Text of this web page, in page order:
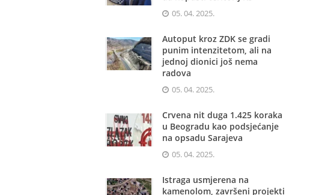
05. 04. 2025.
Autoput kroz ZDK se gradi
punim intenzitetom, ali na
jednoj dionici još nema
radova
05. 04. 2025.
Crvena nit duga 1.425 koraka
u Beogradu kao podsjećanje
na opsadu Sarajeva
05. 04. 2025.
Istraga usmjerena na
kamenolom, završeni projekti